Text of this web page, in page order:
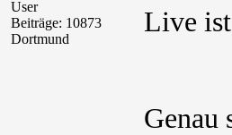
User
Beiträge: 10873
Dortmund
Live
Genau